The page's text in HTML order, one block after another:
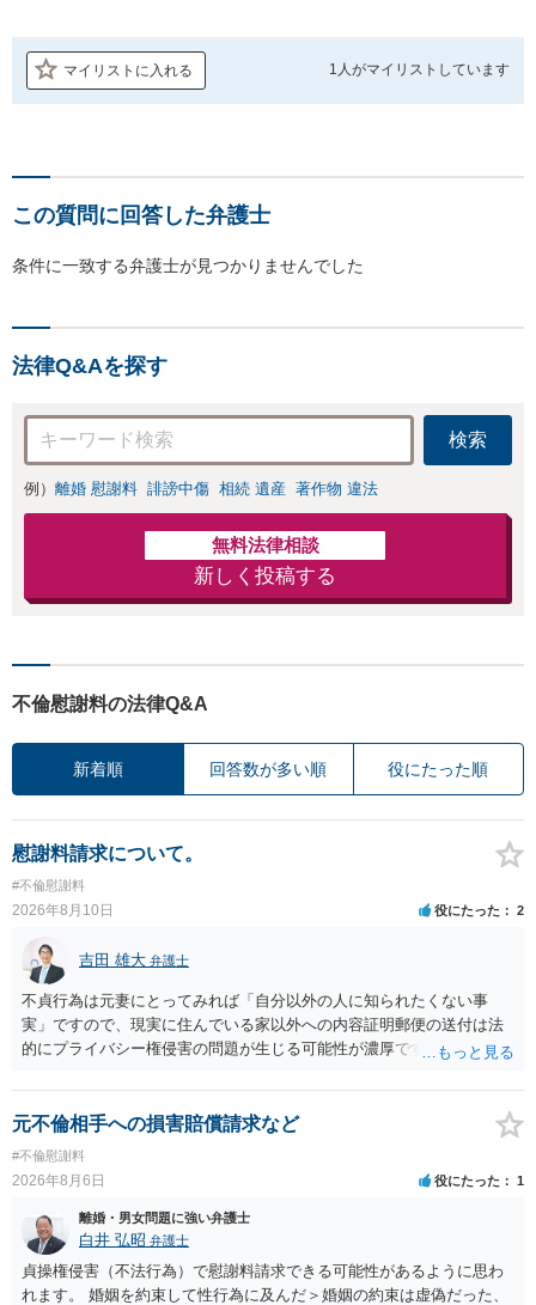
マイリストに入れる 1人がマイリストしています
この質問に回答した弁護士
条件に一致する弁護士が見つかりませんでした
法律Q&Aを探す
検索
例） 離婚 慰謝料 誹謗中傷 相続 遺産 著作物 違法
無料法律相談
新しく投稿する
不倫慰謝料の法律Q&A
新着順 回答数が多い順 役にたった順
慰謝料請求について。
#不倫慰謝料
2026年8月10日 役にたった 2
吉田 雄大 弁護士
不貞行為は元妻にとってみれば「自分以外の人に知られたくない事
実」ですので、現実に住んでいる家以外への内容証明郵便の送付は法
的にプライバシー権侵害の問題が生じる可能性が濃厚です。ですの
元不倫相手への損害賠償請求など
#不倫慰謝料
2026年8月6日 役にたった 1
離婚・男女問題に強い弁護士
白井 弘昭 弁護士
貞操権侵害（不法行為）で慰謝料請求できる可能性があるように思わ
れます。 婚姻を約束して性行為に及んだ＞婚姻の約束は虚偽だった、